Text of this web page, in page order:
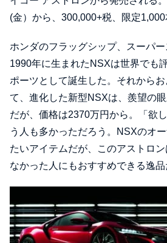
(金）から、300,000+税、限定1,000
ホンダのフラッグシップ、スーパー
1990年に生まれたNSXは世界でも
ポーツとして誕生した。それから
て、進化した新型NSXは、羨望の眼
だが、価格は2370万円から。「欲
う人も多かっただろう。NSXのオ
たいアイテムだが、このアストロ
なかった人にもおすすめできる逸品